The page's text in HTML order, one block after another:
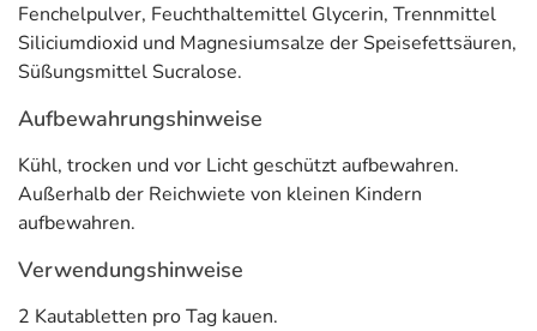
Fenchelpulver, Feuchthaltemittel Glycerin, Trennmittel
Siliciumdioxid und Magnesiumsalze der Speisefettsäuren,
Süßungsmittel Sucralose.
Aufbewahrungshinweise
Kühl, trocken und vor Licht geschützt aufbewahren.
Außerhalb der Reichwiete von kleinen Kindern
aufbewahren.
Verwendungshinweise
2 Kautabletten pro Tag kauen.